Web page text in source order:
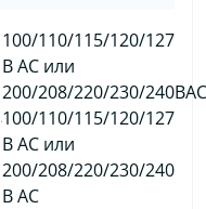
100/110/115/120/127
В AC или
200/208/220/230/
100/110/115/120/127
В AC или
200/208/220/230/240
В AC